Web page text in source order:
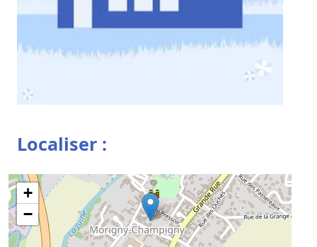
Localiser :
+
−